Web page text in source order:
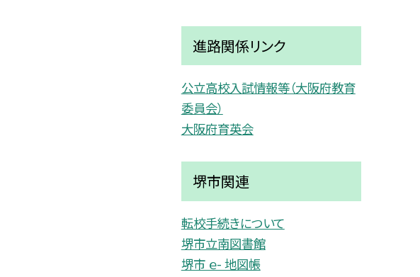
進路関係リンク
公立高校入試情報等（大阪府教育
委員会）
大阪府育英会
堺市関連
転校手続きについて
堺市立南図書館
堺市 ｅ- 地図帳